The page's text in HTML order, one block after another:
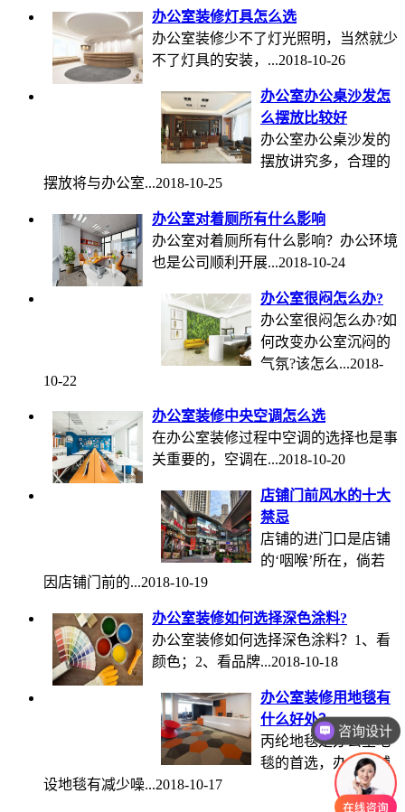
办公室装修灯具怎么选
办公室装修少不了灯光照明，当然就少
不了灯具的安装，...2018-10-26
办公室办公桌沙发怎
么摆放比较好
办公室办公桌沙发的
摆放讲究多，合理的
摆放将与办公室...2018-10-25
办公室对着厕所有什么影响
办公室对着厕所有什么影响？办公环境
也是公司顺利开展...2018-10-24
办公室很闷怎么办?
办公室很闷怎么办?如
何改变办公室沉闷的
气氛?该怎么...2018-
10-22
办公室装修中央空调怎么选
在办公室装修过程中空调的选择也是事
关重要的，空调在...2018-10-20
店铺门前风水的十大
禁忌
店铺的进门口是店铺
的‘咽喉’所在，倘若
因店铺门前的...2018-10-19
办公室装修如何选择深色涂料?
办公室装修如何选择深色涂料？1、看
颜色；2、看品牌...2018-10-18
办公室装修用地毯有
什么好处？
丙纶地毯是办公室地
毯的首选，办公室铺
设地毯有减少噪...2018-10-17
咨询设计